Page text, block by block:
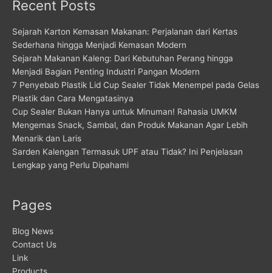
Recent Posts
Sejarah Karton Kemasan Makanan: Perjalanan dari Kertas
Sederhana hingga Menjadi Kemasan Modern
Sejarah Makanan Kaleng: Dari Kebutuhan Perang hingga
Menjadi Bagian Penting Industri Pangan Modern
7 Penyebab Plastik Lid Cup Sealer Tidak Menempel pada Gelas
Plastik dan Cara Mengatasinya
Cup Sealer Bukan Hanya untuk Minuman! Rahasia UMKM
Mengemas Snack, Sambal, dan Produk Makanan Agar Lebih
Menarik dan Laris
Sarden Kalengan Termasuk UPF atau Tidak? Ini Penjelasan
Lengkap yang Perlu Dipahami
Pages
Blog News
Contact Us
Link
Products